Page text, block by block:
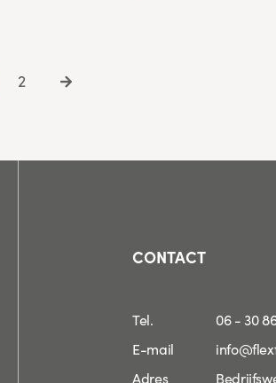
Page
2
Next
CONTACT
Tel.
06 - 30 86
E-mail
Adres